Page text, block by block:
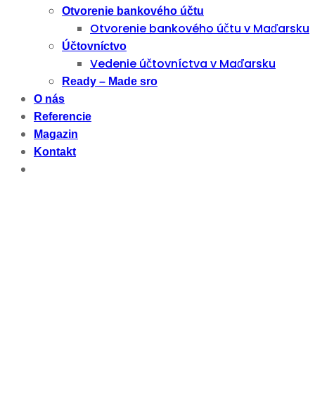
Otvorenie bankového účtu
Otvorenie bankového účtu v Maďarsku
Účtovníctvo
Vedenie účtovníctva v Maďarsku
Ready – Made sro
O nás
Referencie
Magazin
Kontakt